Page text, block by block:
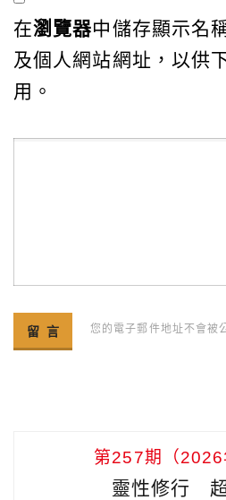
在瀏覽器中儲存顯示名
及個人網站網址，以供
用。
您的電子郵件地址不會被
第257期（2026
靈性修行